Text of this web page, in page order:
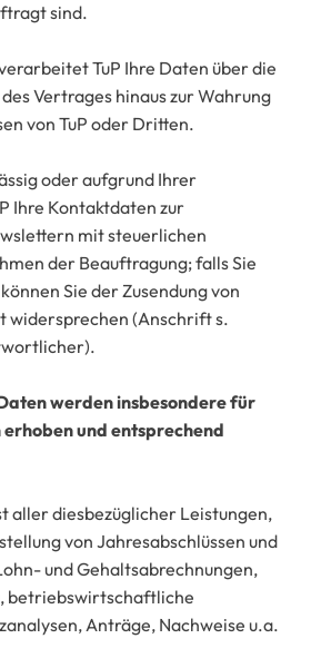
sind.
TuP Ihre Daten über die
Vertrages hinaus zur Wahrung
von TuP oder Dritten.
oder aufgrund Ihrer
Ihre Kontaktdaten zur
mit steuerlichen
der Beauftragung; falls Sie
Sie der Zusendung von
widersprechen (Anschrift s.
werden insbesondere für
und entsprechend
aller diesbezüglicher Leistungen,
von Jahresabschlüssen und
und Gehaltsabrechnungen,
betriebswirtschaftliche
Anträge, Nachweise u.a.